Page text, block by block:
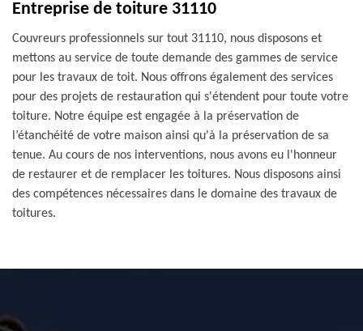
Entreprise de toiture 31110
Couvreurs professionnels sur tout 31110, nous disposons et
mettons au service de toute demande des gammes de service
pour les travaux de toit. Nous offrons également des services
pour des projets de restauration qui s'étendent pour toute votre
toiture. Notre équipe est engagée à la préservation de
l’étanchéité de votre maison ainsi qu'à la préservation de sa
tenue. Au cours de nos interventions, nous avons eu l'honneur
de restaurer et de remplacer les toitures. Nous disposons ainsi
des compétences nécessaires dans le domaine des travaux de
toitures.